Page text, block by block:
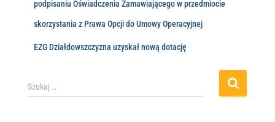
podpisaniu Oświadczenia Zamawiającego w przedmiocie
skorzystania z Prawa Opcji do Umowy Operacyjnej
EZG Działdowszczyzna uzyskał nową dotację
Szukaj …